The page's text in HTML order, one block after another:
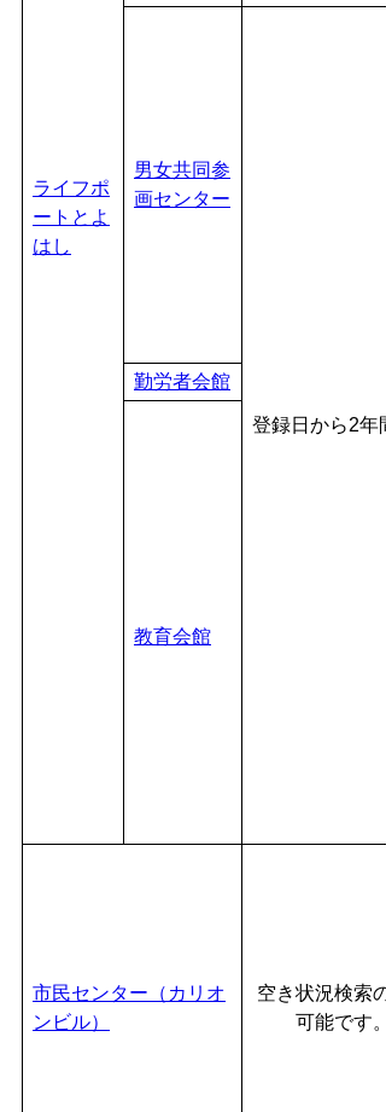
ライフポ
ートとよ
はし
男女共同参
画センター
登録日から2年
勤労者会館
教育会館
市民センター（カリオ
ンビル）
空き状況検索
可能です。